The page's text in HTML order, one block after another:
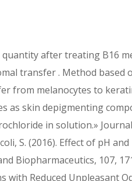
after treating B16
transfer . Method
melanocytes to
as skin depigmenting
in solution.»
S. (2016). Effect of
Biopharmaceutics, 107,
with Reduced Unpleasant